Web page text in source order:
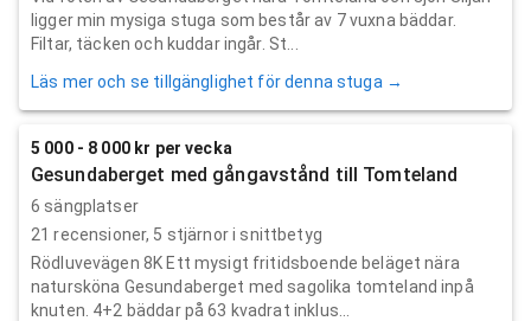
ligger min mysiga stuga som består av 7 vuxna bäddar.
Filtar, täcken och kuddar ingår. St...
Läs mer och se tillgänglighet för denna stuga →
5 000 - 8 000 kr per vecka
Gesundaberget med gångavstånd till Tomteland
6 sängplatser
21 recensioner, 5 stjärnor i snittbetyg
Rödluvevägen 8K Ett mysigt fritidsboende beläget nära
natursköna Gesundaberget med sagolika tomteland inpå
knuten. 4+2 bäddar på 63 kvadrat inklus...